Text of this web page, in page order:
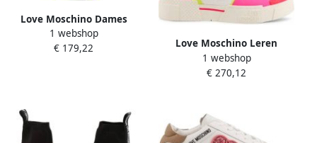
Love Moschino Dames
Synthetische Sneakers met
Rubberen Zool Black Dames
1 webshop
€ 179,22
Love Moschino Leren
Sneakers Ronde Neus
Rubberen Zool White
1 webshop
€ 270,12